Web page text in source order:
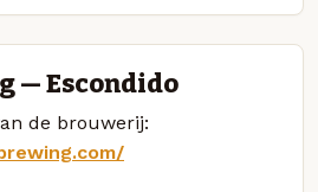
— Escondido
de brouwerij: